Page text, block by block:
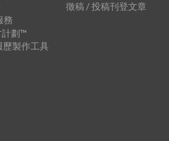
務
計劃™
歷製作工具
徵稿 / 投稿刊登文章